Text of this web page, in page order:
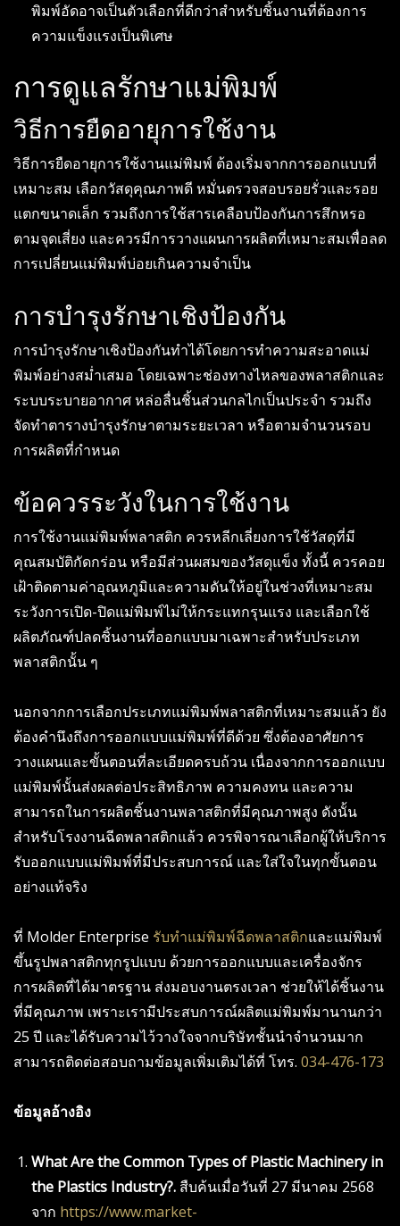
พิมพ์อัดอาจเป็นตัวเลือกที่ดีกว่าสำหรับชิ้นงานที่ต้องการ
ความแข็งแรงเป็นพิเศษ
การดูแลรักษาแม่พิมพ์
วิธีการยืดอายุการใช้งาน
วิธีการยืดอายุการใช้งานแม่พิมพ์ ต้องเริ่มจากการออกแบบที่
เหมาะสม เลือกวัสดุคุณภาพดี หมั่นตรวจสอบรอยรั่วและรอย
แตกขนาดเล็ก รวมถึงการใช้สารเคลือบป้องกันการสึกหรอ
ตามจุดเสี่ยง และควรมีการวางแผนการผลิตที่เหมาะสมเพื่อลด
การเปลี่ยนแม่พิมพ์บ่อยเกินความจำเป็น
การบำรุงรักษาเชิงป้องกัน
การบำรุงรักษาเชิงป้องกันทำได้โดยการทำความสะอาดแม่
พิมพ์อย่างสม่ำเสมอ โดยเฉพาะช่องทางไหลของพลาสติกและ
ระบบระบายอากาศ หล่อลื่นชิ้นส่วนกลไกเป็นประจำ รวมถึง
จัดทำตารางบำรุงรักษาตามระยะเวลา หรือตามจำนวนรอบ
การผลิตที่กำหนด
ข้อควรระวังในการใช้งาน
การใช้งานแม่พิมพ์พลาสติก ควรหลีกเลี่ยงการใช้วัสดุที่มี
คุณสมบัติกัดกร่อน หรือมีส่วนผสมของวัสดุแข็ง ทั้งนี้ ควรคอย
เฝ้าติดตามค่าอุณหภูมิและความดันให้อยู่ในช่วงที่เหมาะสม
ระวังการเปิด-ปิดแม่พิมพ์ไม่ให้กระแทกรุนแรง และเลือกใช้
ผลิตภัณฑ์ปลดชิ้นงานที่ออกแบบมาเฉพาะสำหรับประเภท
พลาสติกนั้น ๆ
นอกจากการเลือกประเภทแม่พิมพ์พลาสติกที่เหมาะสมแล้ว ยัง
ต้องคำนึงถึงการออกแบบแม่พิมพ์ที่ดีด้วย ซึ่งต้องอาศัยการ
วางแผนและขั้นตอนที่ละเอียดครบถ้วน เนื่องจากการออกแบบ
แม่พิมพ์นั้นส่งผลต่อประสิทธิภาพ ความคงทน และความ
สามารถในการผลิตชิ้นงานพลาสติกที่มีคุณภาพสูง ดังนั้น
สำหรับโรงงานฉีดพลาสติกแล้ว ควรพิจารณาเลือกผู้ให้บริการ
รับออกแบบแม่พิมพ์ที่มีประสบการณ์ และใส่ใจในทุกขั้นตอน
อย่างแท้จริง
ที่ Molder Enterprise รับทำแม่พิมพ์ฉีดพลาสติกและแม่พิมพ์
ขึ้นรูปพลาสติกทุกรูปแบบ ด้วยการออกแบบและเครื่องจักร
การผลิตที่ได้มาตรฐาน ส่งมอบงานตรงเวลา ช่วยให้ได้ชิ้นงาน
ที่มีคุณภาพ เพราะเรามีประสบการณ์ผลิตแม่พิมพ์มานานกว่า
25 ปี และได้รับความไว้วางใจจากบริษัทชั้นนำจำนวนมาก
สามารถติดต่อสอบถามข้อมูลเพิ่มเติมได้ที่ โทร. 034-476-173
ข้อมูลอ้างอิง
What Are the Common Types of Plastic Machinery in
the Plastics Industry?. สืบค้นเมื่อวันที่ 27 มีนาคม 2568
จาก https://www.market-